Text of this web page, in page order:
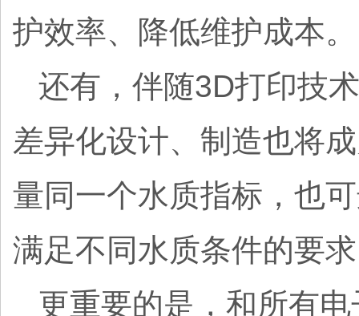
护效率、降低维护成本
还有，伴随3D打印技
差异化设计、制造也将
量同一个水质指标，也
满足不同水质条件的要
更重要的是，和所有